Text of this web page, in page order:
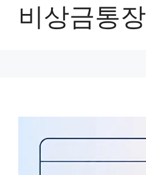
비상금통장